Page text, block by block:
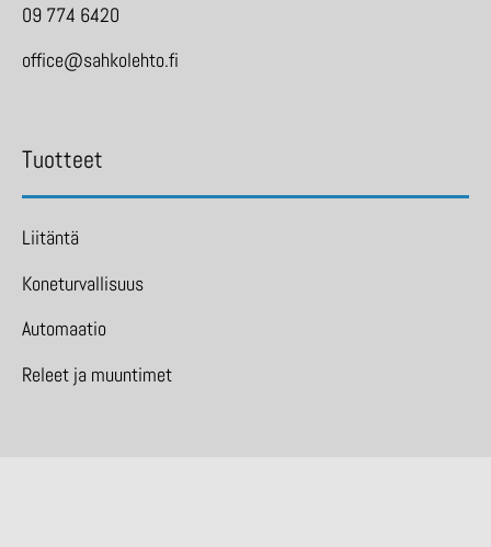
09 774 6420
office@sahkolehto.fi
Tuotteet
Liitäntä
Koneturvallisuus
Automaatio
Releet ja muuntimet